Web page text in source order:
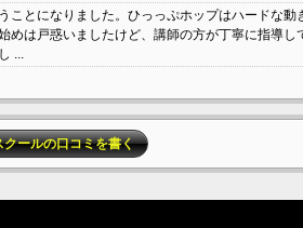
ことになりました。ひっっぷホップはハードな動
めは戸惑いましたけど、講師の方が丁寧に指導し
...
クールの口コミを書く